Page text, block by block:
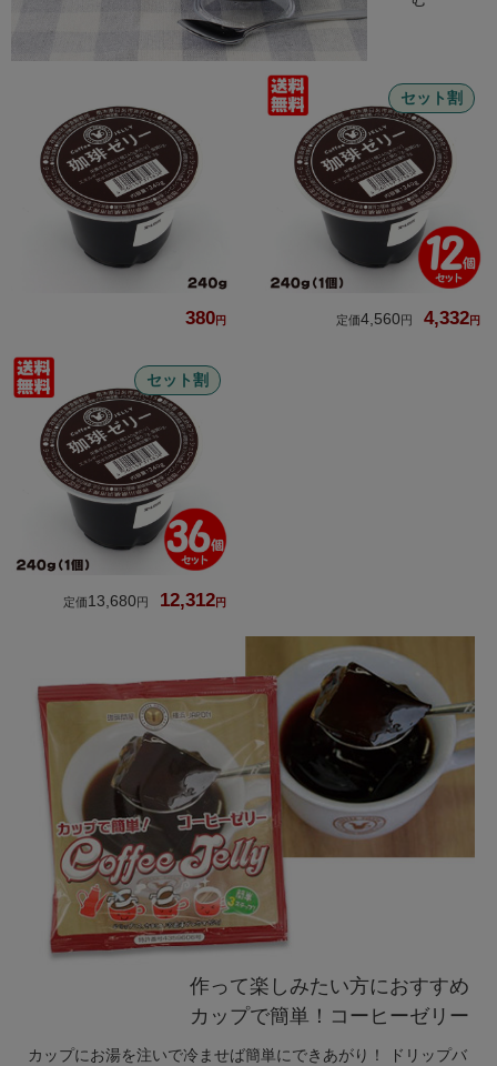
380
セット割
4,560 4,332
セット割
13,680 12,312
作って楽しみたい方におすすめ
カップで簡単！コーヒーゼリー
カップにお湯を注いで冷ませば簡単にできあがり！ ドリップバ